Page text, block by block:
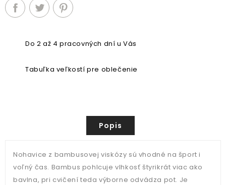
Do 2 až 4 pracovných dní u Vás
Tabuľka veľkostí pre oblečenie
Popis
Nohavice z bambusovej viskózy sú vhodné na šport i
voľný čas. Bambus pohlcuje vlhkosť štyrikrát viac ako
bavlna, pri cvičení teda výborne odvádza pot. Je